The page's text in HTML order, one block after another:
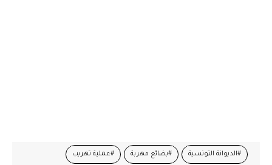
#الديوانة التونسية #بضائع مهربة #عملية تهريب